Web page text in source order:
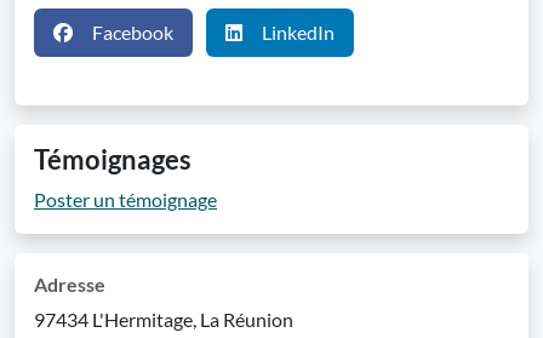
Facebook LinkedIn
Témoignages
Poster un témoignage
Adresse
97434 L'Hermitage, La Réunion